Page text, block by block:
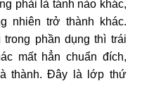
phải là tánh nào khác,
nhiên trở thành khác.
phần dụng thì trái
mất hẳn chuẩn đích,
thành. Đây là lớp thứ